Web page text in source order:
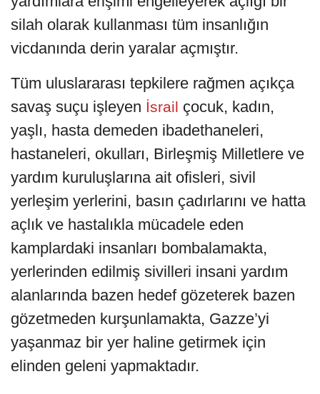
silah olarak kullanması tüm insanlığın
vicdanında derin yaralar açmıştır.
Tüm uluslararası tepkilere rağmen açıkça
savaş suçu işleyen İsrail çocuk, kadın,
yaşlı, hasta demeden ibadethaneleri,
hastaneleri, okulları, Birleşmiş Milletlere ve
yardım kuruluşlarına ait ofisleri, sivil
yerleşim yerlerini, basın çadırlarını ve hatta
açlık ve hastalıkla mücadele eden
kamplardaki insanları bombalamakta,
yerlerinden edilmiş sivilleri insani yardım
alanlarında bazen hedef gözeterek bazen
gözetmeden kurşunlamakta, Gazze’yi
yaşanmaz bir yer haline getirmek için
elinden geleni yapmaktadır.